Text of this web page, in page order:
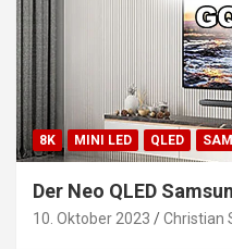
8K MINI LED QLED
Der Neo QLED
10. Oktober 2023 Christian